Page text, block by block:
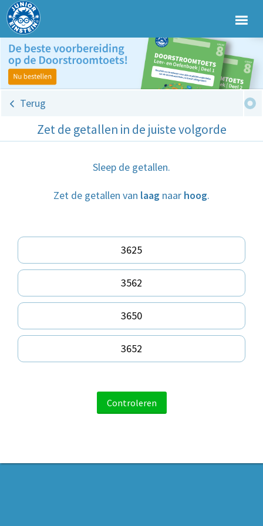
Terug
Zet de getallen in de juiste volgorde
Sleep de getallen.
Zet de getallen van laag naar hoog.
3625
3562
3650
3652